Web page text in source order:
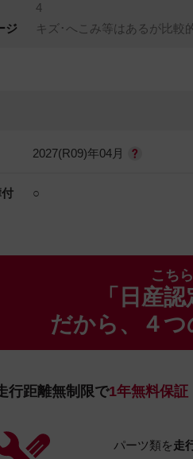
4
ジ
キズ･へこみ等はあるが比較
2027(R09)年04月
○
こち
「日産
だから、４
行距離無制限で1年無料保証
パーツ類を走